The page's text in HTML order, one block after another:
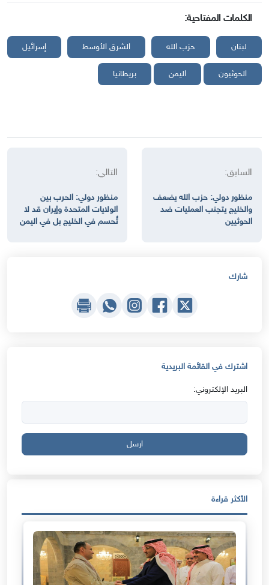
الكلمات المفتاحية:
لبنان حزب الله الشرق الأوسط إسرائيل
الحوثيون اليمن بريطانيا
السابق:
منظور دولي: حزب الله يضعف
والخليج يتجنب العمليات ضد
الحوثيين
التالي:
منظور دولي: الحرب بين
الولايات المتحدة وإيران قد لا
تُحسم في الخليج بل في اليمن
شارك
اشترك في القائمة البريدية
البريد الإلكتروني:
ارسل
الأكثر قراءة